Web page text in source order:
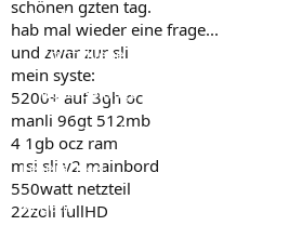
Aktuelles
Empfohlene Inhalte
Neue Beiträge
Neueste Aktivitäten
Leserartikel
Regeln
m
schönen gzten tag.
hab mal wieder eine frage...
und zwar zur sli
mein syste:
5200+ auf 3gh oc
manli 96gt 512mb
4 1gb ocz ram
msi sli v2 mainbord
550watt netzteil
22zoll fullHD